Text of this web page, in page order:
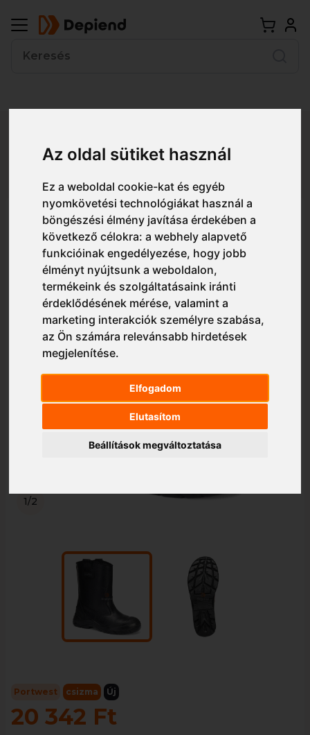
Az oldal sütiket használ
Ez a weboldal cookie-kat és egyéb
nyomkövetési technológiákat használ a
böngészési élmény javítása érdekében a
következő célokra:a webhely alapvető
funkcióinak engedélyezése, hogy jobb
élményt nyújtsunk a weboldalon,
termékeink és szolgáltatásaink iránti
érdeklődésének mérése, valamint a
marketing interakciók személyre szabása,
az Ön számára relevánsabb hirdetések
megjelenítése.
Elfogadom
Elutasítom
Beállítások megváltoztatása
FT23 Portwest Steel Leather
Rigger munkavédelmi csizma
S3 CI
1/2
Portwest csizma Új
20 342 Ft